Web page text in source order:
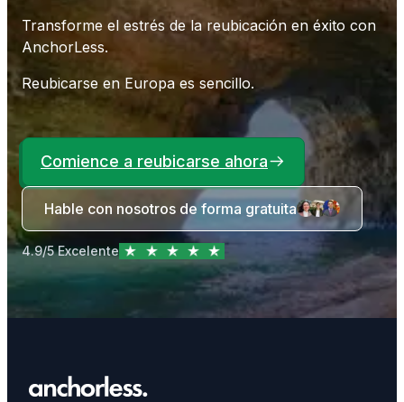
Transforme el estrés de la reubicación en éxito con
AnchorLess.
Reubicarse en Europa es sencillo.
Comience a reubicarse ahora
Hable con nosotros de forma gratuita
4.9/5 Excelente